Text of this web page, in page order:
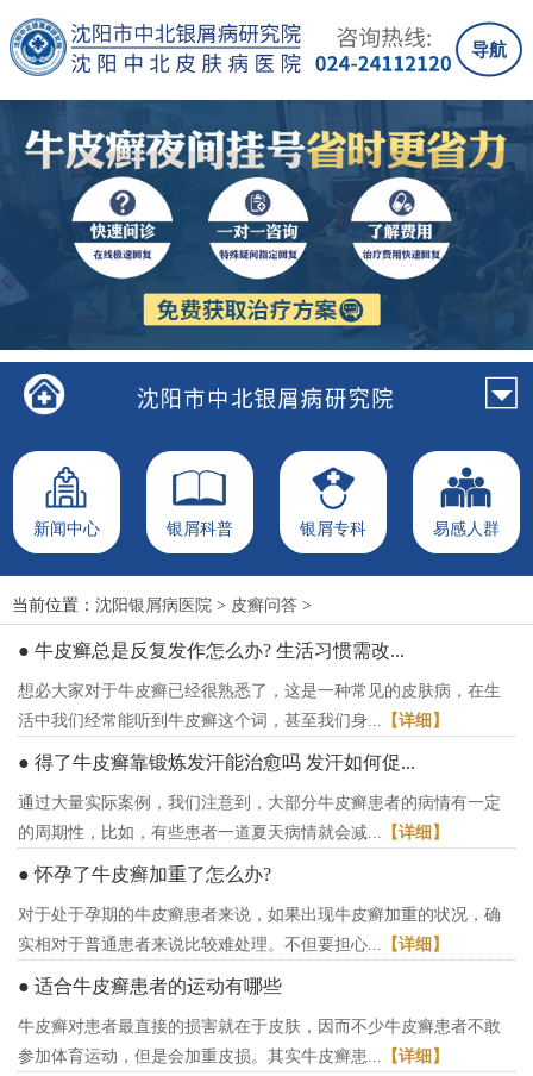
导航
新闻中心 银屑科普 银屑专科 易感人群
当前位置： 沈阳银屑病医院 > 皮癣问答 >
● 牛皮癣总是反复发作怎么办? 生活习惯需改...
想必大家对于牛皮癣已经很熟悉了，这是一种常见的皮肤病，在生
活中我们经常能听到牛皮癣这个词，甚至我们身...
【详细】
● 得了牛皮癣靠锻炼发汗能治愈吗 发汗如何促...
通过大量实际案例，我们注意到，大部分牛皮癣患者的病情有一定
的周期性，比如，有些患者一道夏天病情就会减...
【详细】
● 怀孕了牛皮癣加重了怎么办?
对于处于孕期的牛皮癣患者来说，如果出现牛皮癣加重的状况，确
实相对于普通患者来说比较难处理。不但要担心...
【详细】
● 适合牛皮癣患者的运动有哪些
牛皮癣对患者最直接的损害就在于皮肤，因而不少牛皮癣患者不敢
参加体育运动，但是会加重皮损。其实牛皮癣患...
【详细】